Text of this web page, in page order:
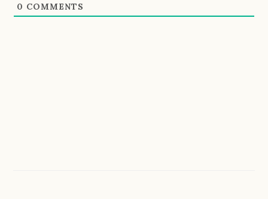
0 COMMENTS